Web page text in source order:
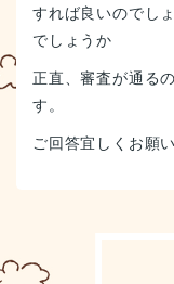
すれば良いのでし
でしょうか
正直、審査が通る
す。
ご回答宜しくお願